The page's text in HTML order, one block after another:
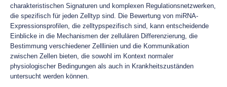
charakteristischen Signaturen und komplexen Regulationsnetzwerken,
die spezifisch für jeden Zelltyp sind. Die Bewertung von miRNA-
Expressionsprofilen, die zelltypspezifisch sind, kann entscheidende
Einblicke in die Mechanismen der zellulären Differenzierung, die
Bestimmung verschiedener Zelllinien und die Kommunikation
zwischen Zellen bieten, die sowohl im Kontext normaler
physiologischer Bedingungen als auch in Krankheitszuständen
untersucht werden können.